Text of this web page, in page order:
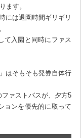
ます。
には退園時間ギリギリ
て入園と同時にファス
はそもそも発券自体行
ァストパスが、夕方5
ョンを優先的に取って